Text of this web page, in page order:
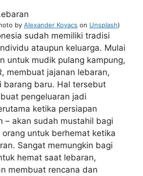
by Alexander Kovacs on Unsplash)
sudah memiliki tradisi
ataupun keluarga. Mulai
untuk mudik pulang kampung,
membuat jajanan lebaran,
barang baru. Hal tersebut
pengeluaran jadi
ketika persiapan
– akan sudah mustahil bagi
untuk berhemat ketika
Sangat memungkin bagi
hemat saat lebaran,
membuat rencana dan